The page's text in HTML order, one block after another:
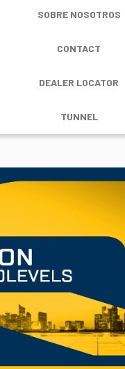
SOBRE NOSOTROS
CONTACT
DEALER LOCATOR
TUNNEL